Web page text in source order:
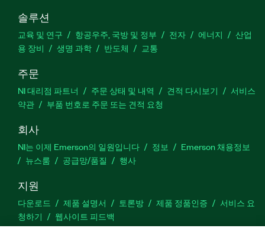
솔루션
교육 및 연구 항공우주, 국방 및 정부 전자 에너지
산업
용 장비
생명 과학 반도체 교통
주문
NI 대리점 파트너 주문 상태 및 내역 견적 다시보기
서비스
약관
부품 번호로 주문 또는 견적 요청
회사
NI는 이제 Emerson의 일원입니다 정보
Emerson 채용정보
뉴스룸
공급망/품질 행사
지원
다운로드 제품 설명서 토론방 제품 정품인증
서비스 요
청하기
웹사이트 피드백